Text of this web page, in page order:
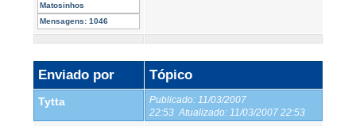
Matosinhos
Mensagens: 1046
Enviado por Tópico
Tytta Publicado: 11/03/2007
22:53 Atualizado: 11/03/2007 22:53